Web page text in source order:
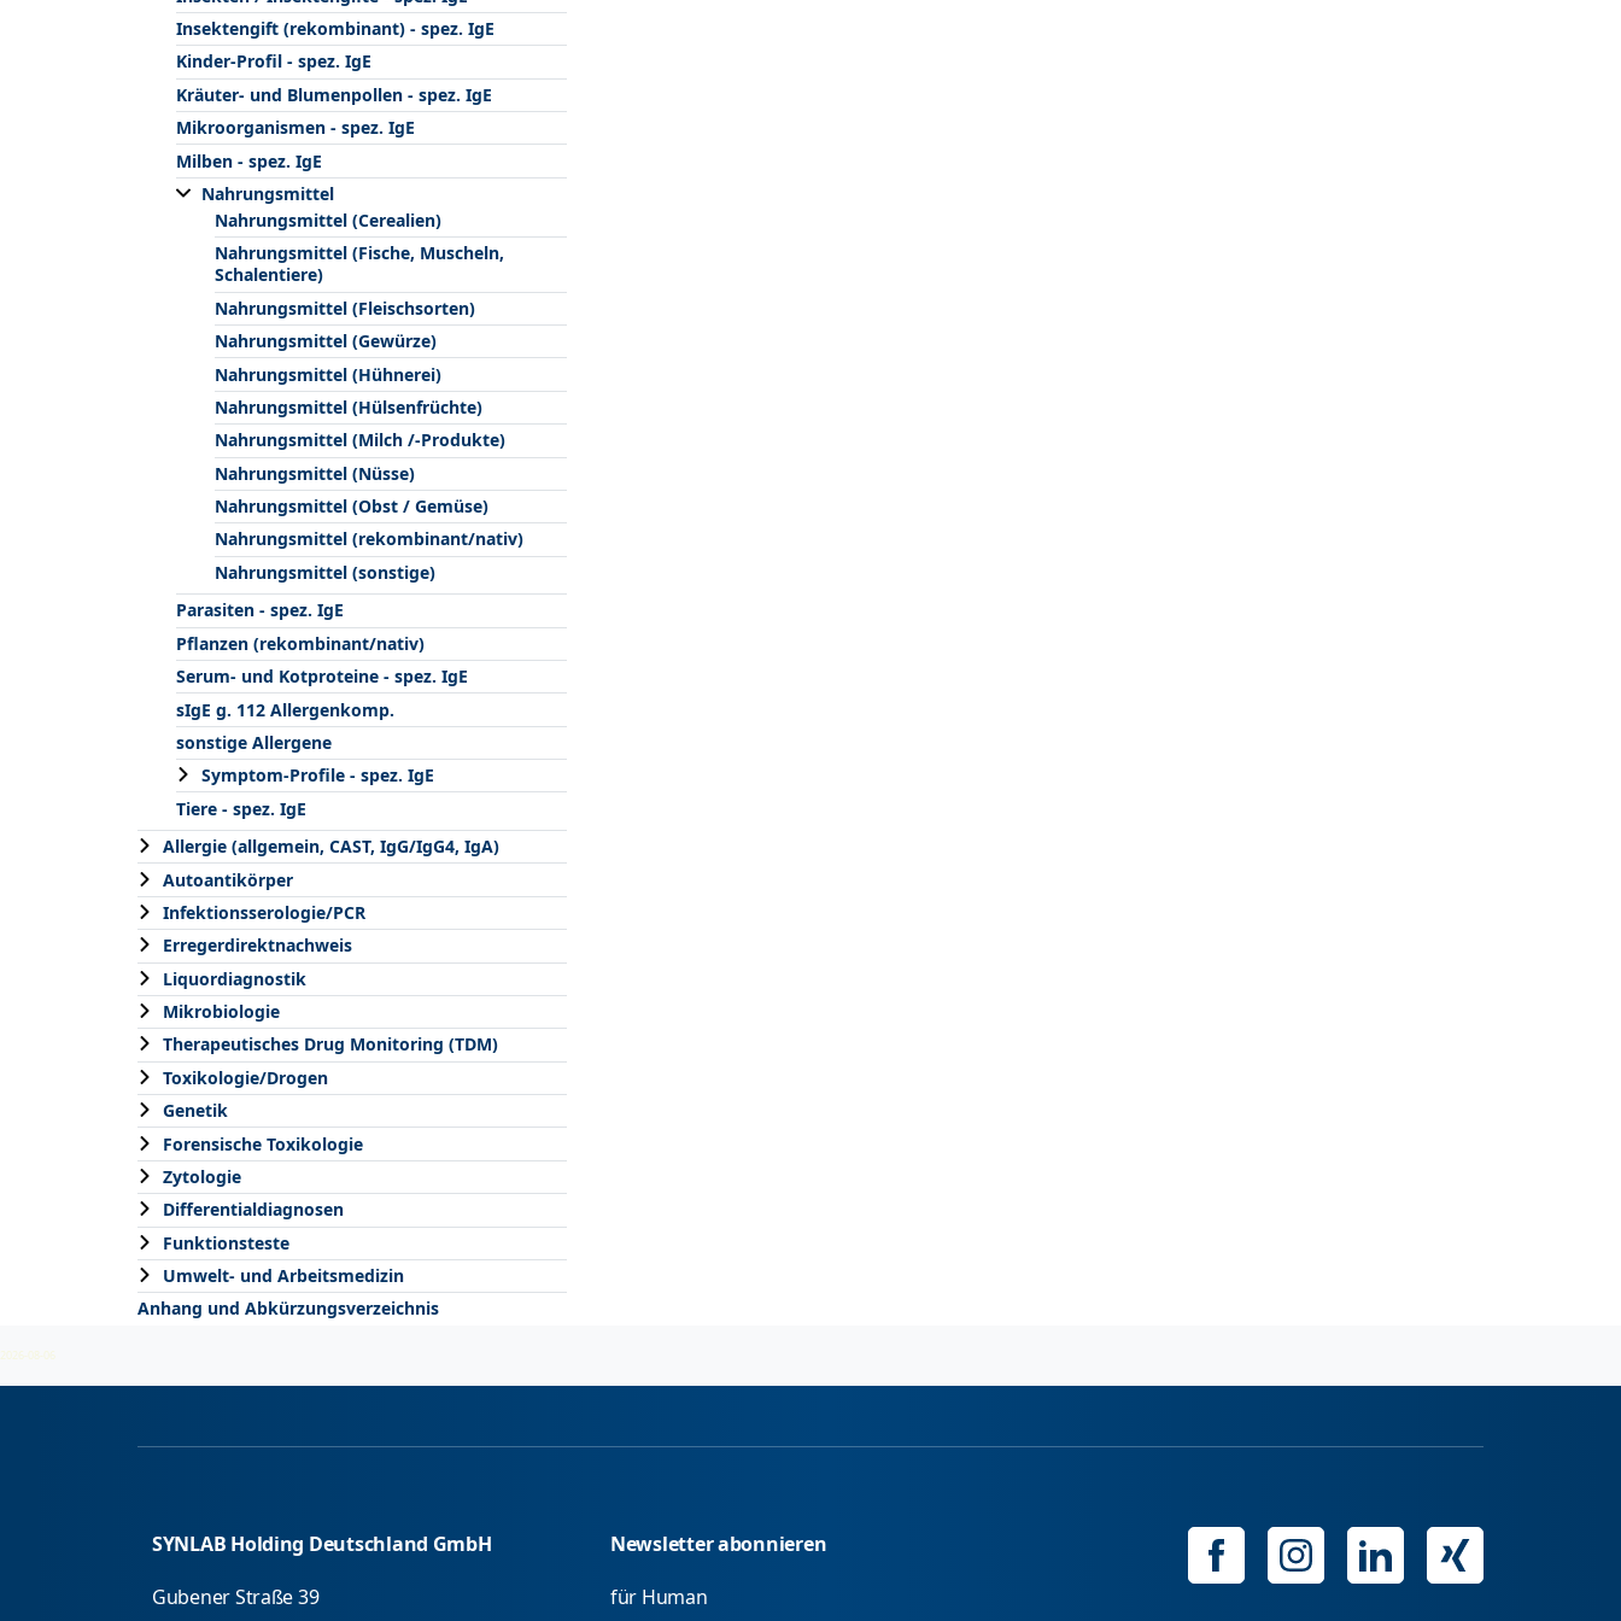
Insektengift (rekombinant) - spez. IgE
Kinder-Profil - spez. IgE
Kräuter- und Blumenpollen - spez. IgE
Mikroorganismen - spez. IgE
Milben - spez. IgE
Nahrungsmittel
Nahrungsmittel (Cerealien)
Nahrungsmittel (Fische, Muscheln,
Schalentiere)
Nahrungsmittel (Fleischsorten)
Nahrungsmittel (Gewürze)
Nahrungsmittel (Hühnerei)
Nahrungsmittel (Hülsenfrüchte)
Nahrungsmittel (Milch /-Produkte)
Nahrungsmittel (Nüsse)
Nahrungsmittel (Obst / Gemüse)
Nahrungsmittel (rekombinant/nativ)
Nahrungsmittel (sonstige)
Parasiten - spez. IgE
Pflanzen (rekombinant/nativ)
Serum- und Kotproteine - spez. IgE
sIgE g. 112 Allergenkomp.
sonstige Allergene
Symptom-Profile - spez. IgE
Tiere - spez. IgE
Allergie (allgemein, CAST, IgG/IgG4, IgA)
Autoantikörper
Infektionsserologie/PCR
Erregerdirektnachweis
Liquordiagnostik
Mikrobiologie
Therapeutisches Drug Monitoring (TDM)
Toxikologie/Drogen
Genetik
Forensische Toxikologie
Zytologie
Differentialdiagnosen
Funktionsteste
Umwelt- und Arbeitsmedizin
Anhang und Abkürzungsverzeichnis
2026-08-06
SYNLAB Holding Deutschland GmbH
Gubener Straße 39
Newsletter abonnieren
für Human